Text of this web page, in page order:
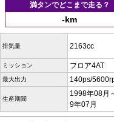
満タンでどこまで走る？
-km
排気量 2163cc
ミッション フロア4AT
最大出力 140ps/
生産期間
1998年08月
9年07月